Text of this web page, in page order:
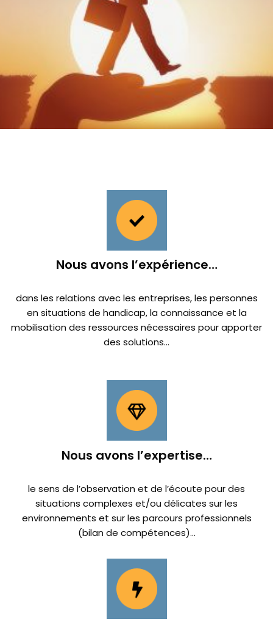
Nous avons l’expérience…
dans les relations avec les entreprises, les personnes
en situations de handicap, la connaissance et la
mobilisation des ressources nécessaires pour apporter
des solutions…
Nous avons l’expertise…
le sens de l’observation et de l’écoute pour des
situations complexes et/ou délicates sur les
environnements et sur les parcours professionnels
(bilan de compétences)…